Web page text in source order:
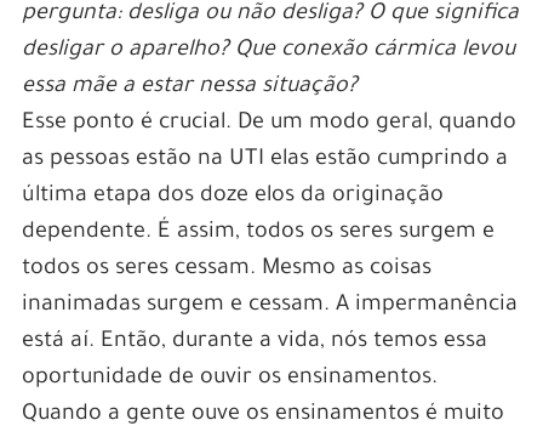
pergunta: desliga ou não desliga? O que significa
desligar o aparelho? Que conexão cármica levou
essa mãe a estar nessa situação?
Esse ponto é crucial. De um modo geral, quando
as pessoas estão na UTI elas estão cumprindo a
última etapa dos doze elos da originação
dependente. É assim, todos os seres surgem e
todos os seres cessam. Mesmo as coisas
inanimadas surgem e cessam. A impermanência
está aí. Então, durante a vida, nós temos essa
oportunidade de ouvir os ensinamentos.
Quando a gente ouve os ensinamentos é muito